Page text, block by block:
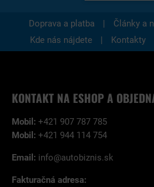
Doprava a platba | Články a
Kde nás nájdete
| Kontakty
KONTAKT NA ESHOP A
Mobil: +421 907 787 785
Mobil: +421 944 114 754
Email: info@autobiznis.sk
Fakturačná adresa: